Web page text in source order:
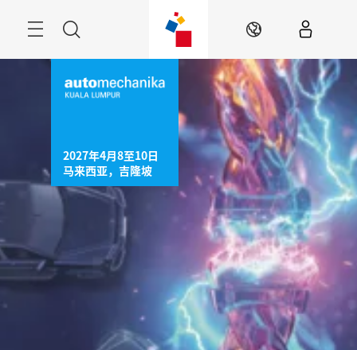
菜
ZH
2027年4月8至10日
马来西亚，吉隆坡